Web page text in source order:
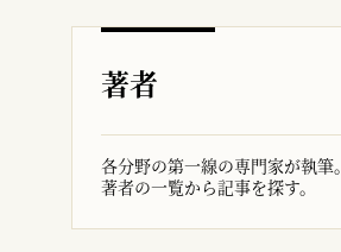
著者
各分野の第一線の専門家が執筆。
著者の一覧から記事を探す。